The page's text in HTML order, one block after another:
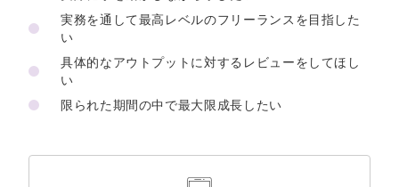
実務を通して最高レベルのフリーランスを目指した
い
具体的なアウトプットに対するレビューをしてほし
い
限られた期間の中で最大限成長したい